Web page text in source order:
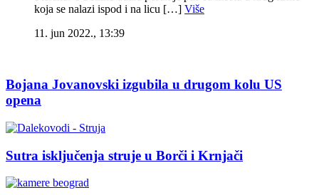
koja se nalazi ispod i na licu […] Više
11. jun 2022., 13:39
Bojana Jovanovski izgubila u drugom kolu US
opena
Sutra isključenja struje u Borči i Krnjači